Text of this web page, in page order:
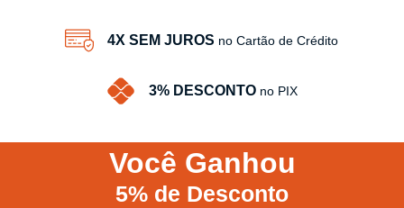
4X SEM JUROS no Cartão de Crédito
3% DESCONTO no PIX
Você Ganhou
5% de Desconto